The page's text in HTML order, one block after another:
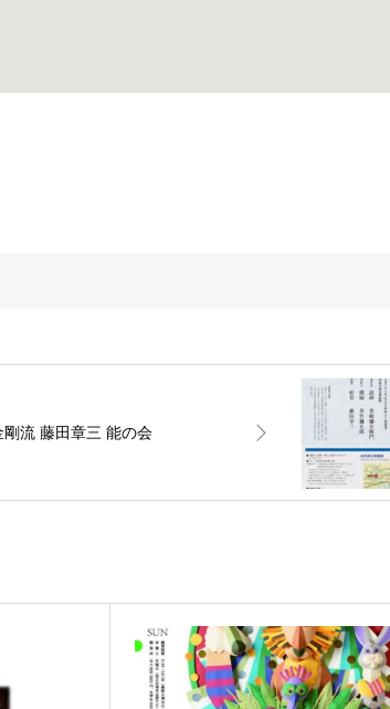
剛流 藤田章三 能の会